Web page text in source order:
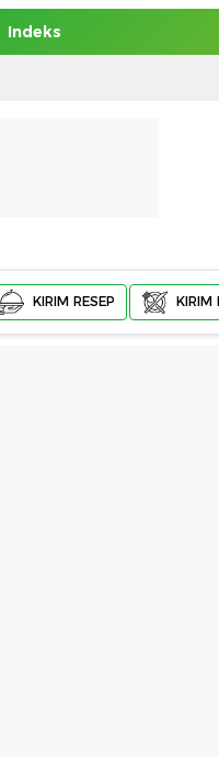
Indeks
KIRIM RESEP KIRIM